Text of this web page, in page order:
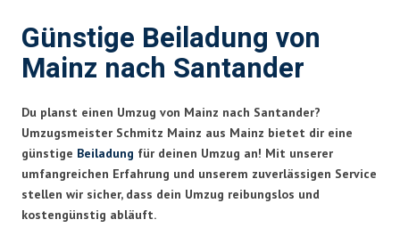
Günstige Beiladung von
Mainz nach Santander
Du planst einen Umzug von Mainz nach Santander?
Umzugsmeister Schmitz Mainz aus Mainz bietet dir eine
günstige Beiladung für deinen Umzug an! Mit unserer
umfangreichen Erfahrung und unserem zuverlässigen Service
stellen wir sicher, dass dein Umzug reibungslos und
kostengünstig abläuft.